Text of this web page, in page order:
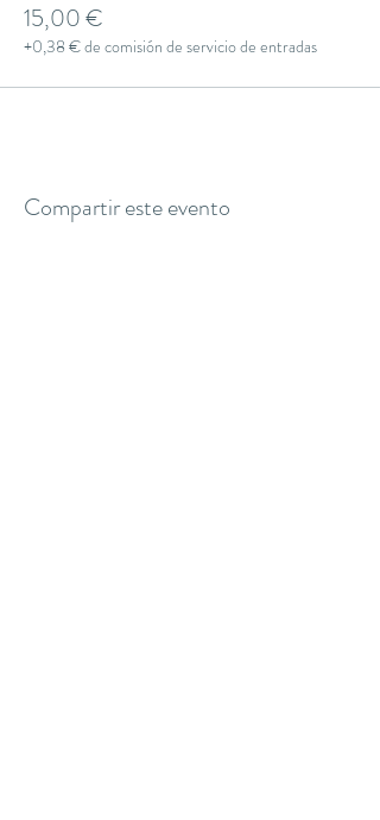
15,00 €
+0,38 € de comisión de servicio de entradas
Compartir este evento